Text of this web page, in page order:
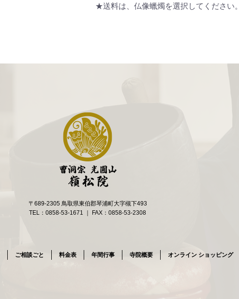
★送料は、仏像蠟燭を選択してください。
ご相談ごと 料金表 年間行事 寺院概要 オンライン ショッピング
〒689-2305 鳥取県東伯郡琴浦町大字槻下493
TEL：0858-53-1671 ｜ FAX：0858-53-2308